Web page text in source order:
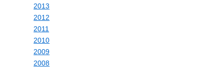
2013
2012
2011
2010
2009
2008